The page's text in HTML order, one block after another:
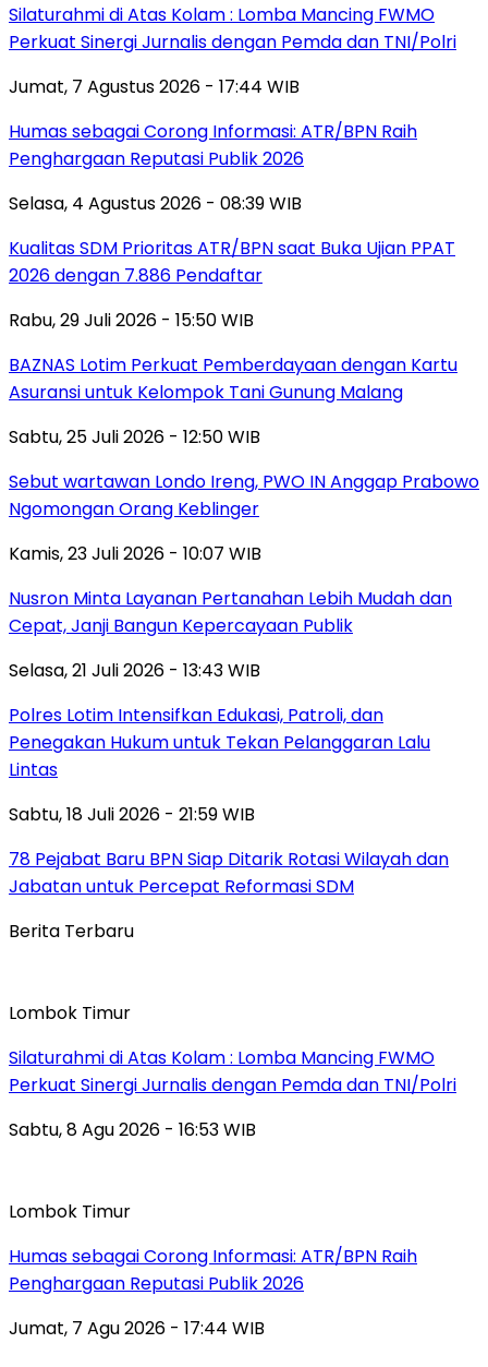
Silaturahmi di Atas Kolam : Lomba Mancing FWMO
Perkuat Sinergi Jurnalis dengan Pemda dan TNI/Polri
Jumat, 7 Agustus 2026 - 17:44 WIB
Humas sebagai Corong Informasi: ATR/BPN Raih
Penghargaan Reputasi Publik 2026
Selasa, 4 Agustus 2026 - 08:39 WIB
Kualitas SDM Prioritas ATR/BPN saat Buka Ujian PPAT
2026 dengan 7.886 Pendaftar
Rabu, 29 Juli 2026 - 15:50 WIB
BAZNAS Lotim Perkuat Pemberdayaan dengan Kartu
Asuransi untuk Kelompok Tani Gunung Malang
Sabtu, 25 Juli 2026 - 12:50 WIB
Sebut wartawan Londo Ireng, PWO IN Anggap Prabowo
Ngomongan Orang Keblinger
Kamis, 23 Juli 2026 - 10:07 WIB
Nusron Minta Layanan Pertanahan Lebih Mudah dan
Cepat, Janji Bangun Kepercayaan Publik
Selasa, 21 Juli 2026 - 13:43 WIB
Polres Lotim Intensifkan Edukasi, Patroli, dan
Penegakan Hukum untuk Tekan Pelanggaran Lalu
Lintas
Sabtu, 18 Juli 2026 - 21:59 WIB
78 Pejabat Baru BPN Siap Ditarik Rotasi Wilayah dan
Jabatan untuk Percepat Reformasi SDM
Berita Terbaru
Lombok Timur
Silaturahmi di Atas Kolam : Lomba Mancing FWMO
Perkuat Sinergi Jurnalis dengan Pemda dan TNI/Polri
Sabtu, 8 Agu 2026 - 16:53 WIB
Lombok Timur
Humas sebagai Corong Informasi: ATR/BPN Raih
Penghargaan Reputasi Publik 2026
Jumat, 7 Agu 2026 - 17:44 WIB